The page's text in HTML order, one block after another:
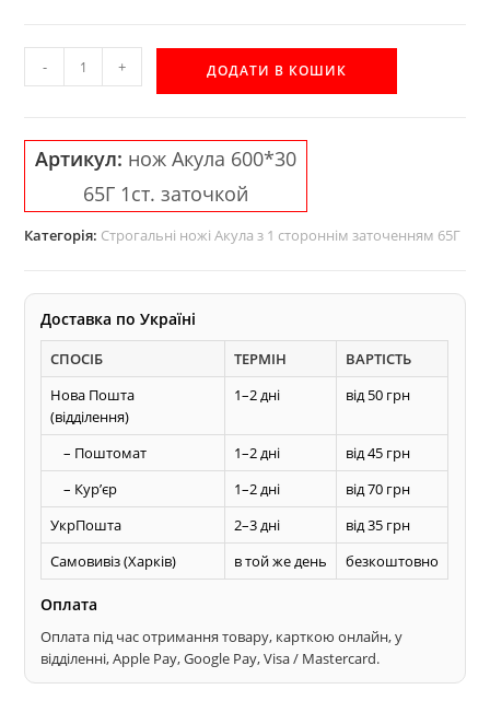
Строгальний
ніж
65Г
600*30*3
- + ДОДАТИ В КОШИК
Артикул: нож Акула 600*30
65Г 1ст. заточкой
Категорія: Строгальні ножі Акула з 1 стороннім заточенням 65Г
Доставка по Україні
СПОСІБ ТЕРМІН
ВАРТІСТЬ
Нова Пошта
(відділення)
1–2 дні від 50 грн
– Поштомат 1–2 дні
від 45 грн
– Курʼєр
1–2 дні
від 70 грн
УкрПошта
2–3 дні
від 35 грн
Самовивіз (Харків)
в той же день безкоштовно
Оплата
Оплата під час отримання товару, карткою онлайн, у
відділенні, Apple Pay, Google Pay, Visa / Mastercard.